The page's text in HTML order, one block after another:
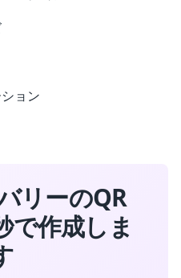
ョン
リーのQR
で作成しま